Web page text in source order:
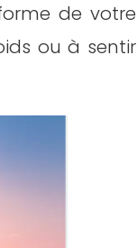
de votre
ou à sentir